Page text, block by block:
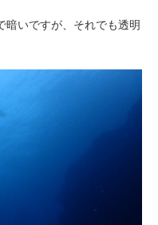
暗いですが、それでも透明